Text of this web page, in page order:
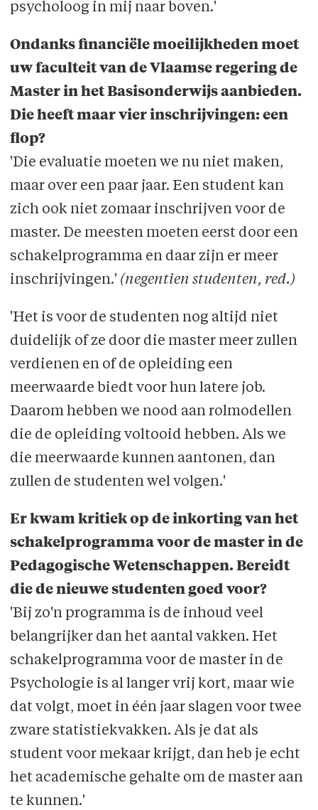
psycholoog in mij naar boven.'
Ondanks financiële moeilijkheden moet
uw faculteit van de Vlaamse regering de
Master in het Basisonderwijs aanbieden.
Die heeft maar vier inschrijvingen: een
flop?
'Die evaluatie moeten we nu niet maken,
maar over een paar jaar. Een student kan
zich ook niet zomaar inschrijven voor de
master. De meesten moeten eerst door een
schakelprogramma en daar zijn er meer
inschrijvingen.' (negentien studenten, red.)
'Het is voor de studenten nog altijd niet
duidelijk of ze door die master meer zullen
verdienen en of de opleiding een
meerwaarde biedt voor hun latere job.
Daarom hebben we nood aan rolmodellen
die de opleiding voltooid hebben. Als we
die meerwaarde kunnen aantonen, dan
zullen de studenten wel volgen.'
Er kwam kritiek op de inkorting van het
schakelprogramma voor de master in de
Pedagogische Wetenschappen. Bereidt
die de nieuwe studenten goed voor?
'Bij zo'n programma is de inhoud veel
belangrijker dan het aantal vakken. Het
schakel­programma voor de master in de
Psychologie is al langer vrij kort, maar wie
dat volgt, moet in één jaar slagen voor twee
zware statistiekvakken. Als je dat als
student voor mekaar krijgt, dan heb je echt
het academische gehalte om de master aan
te kunnen.'